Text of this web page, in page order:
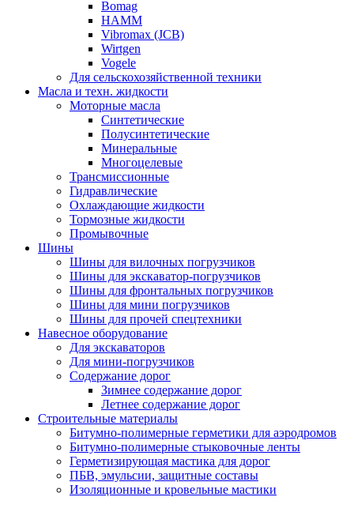
Bomag
HAMM
Vibromax (JCB)
Wirtgen
Vogele
Для сельскохозяйственной техники
Масла и техн. жидкости
Моторные масла
Синтетические
Полусинтетические
Минеральные
Многоцелевые
Трансмиссионные
Гидравлические
Охлаждающие жидкости
Тормозные жидкости
Промывочные
Шины
Шины для вилочных погрузчиков
Шины для экскаватор-погрузчиков
Шины для фронтальных погрузчиков
Шины для мини погрузчиков
Шины для прочей спецтехники
Навесное оборудование
Для экскаваторов
Для мини-погрузчиков
Содержание дорог
Зимнее содержание дорог
Летнее содержание дорог
Строительные материалы
Битумно-полимерные герметики для аэродромов
Битумно-полимерные стыковочные ленты
Герметизирующая мастика для дорог
ПБВ, эмульсии, защитные составы
Изоляционные и кровельные мастики